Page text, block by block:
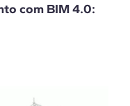
com BIM 4.0: